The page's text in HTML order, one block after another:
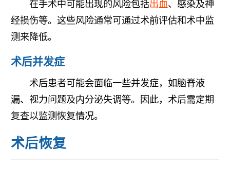
在手术中可能出现的风险包括出血、感染及神
经损伤等。这些风险通常可通过术前评估和术中监
测来降低。
术后并发症
术后患者可能会面临一些并发症，如脑脊液
漏、视力问题及内分泌失调等。因此，术后需定期
复查以监测恢复情况。
术后恢复